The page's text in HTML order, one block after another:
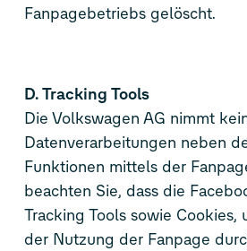
Fanpagebetriebs gelöscht.
D. Tracking Tools
Die Volkswagen AG nimmt
Datenverarbeitungen neben
Funktionen mittels der
beachten Sie, dass die
Tracking Tools sowie Cookies,
der Nutzung der Fanpage